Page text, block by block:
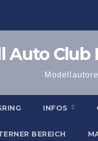
Auto
INFOS
BEREICH